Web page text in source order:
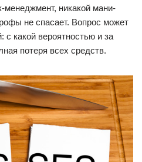
менеджмент, никакой мани-
не спасает. Вопрос может
с какой вероятностью и за
потеря всех средств.